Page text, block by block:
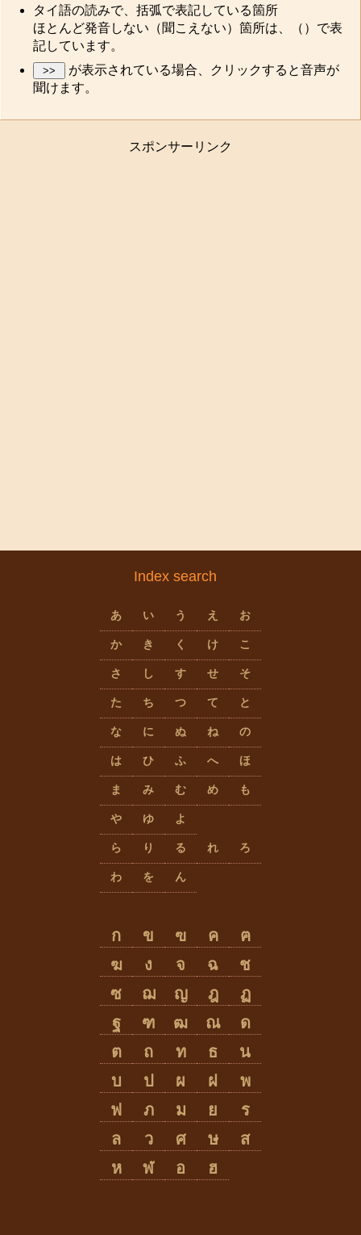
タイ語の読みで、括弧で表記している箇所
ほとんど発音しない（聞こえない）箇所は、（）で表
記しています。
が表示されている場合、クリックすると音声が
聞けます。
スポンサーリンク
Index search
あ い う え お
か き く け こ
さ し す せ そ
た ち つ て と
な に ぬ ね の
は ひ ふ へ ほ
ま み む め も
や ゆ よ
ら り る れ ろ
わ を ん
ก ข ฃ ค
ฅ
ฆ
ง จ ฉ
ช
ซ
ฌ ญ ฎ
ฏ
ฐ
ฑ ฒ ณ
ด
ต
ถ ท ธ
น
บ
ป ผ ฝ
พ
ฟ
ภ ม ย
ร
ล
ว ศ ษ
ส
ห
ฬ อ ฮ